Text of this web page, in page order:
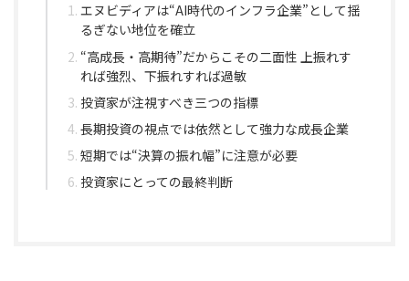
エヌビディアは“AI時代のインフラ企業”として揺
るぎない地位を確立
“高成長・高期待”だからこその二面性 上振れす
れば強烈、下振れすれば過敏
投資家が注視すべき三つの指標
長期投資の視点では依然として強力な成長企業
短期では“決算の振れ幅”に注意が必要
投資家にとっての最終判断